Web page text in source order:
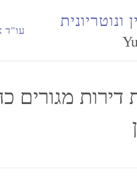
ין ונוטריונית
עו"ד
דירות מגורים